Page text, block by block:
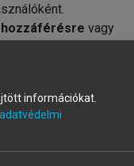
vagy
új fiókot.
információkat.
adatvédelmi